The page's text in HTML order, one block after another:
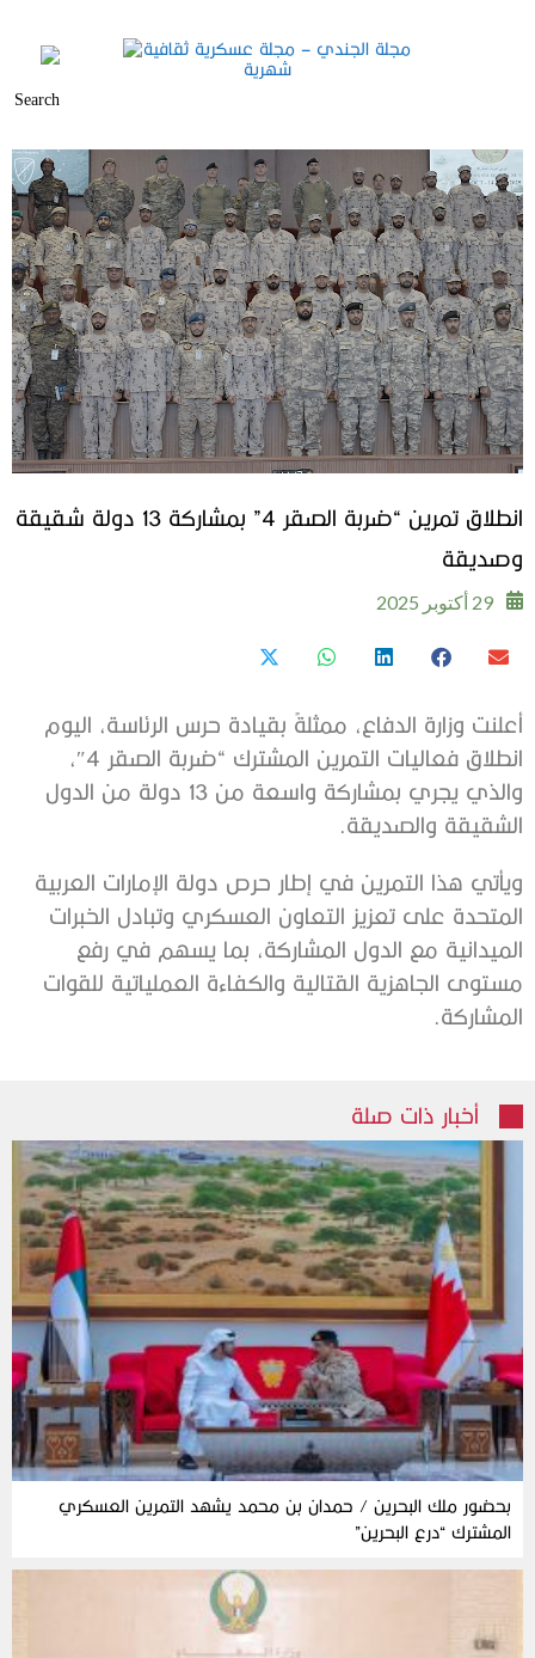
انطلاق تمرين “ضربة الصقر 4” بمشاركة 13 دولة شقيقة
وصديقة
29 أكتوبر 2025
أعلنت وزارة الدفاع، ممثلةً بقيادة حرس الرئاسة، اليوم
انطلاق فعاليات التمرين المشترك “ضربة الصقر 4″،
والذي يجري بمشاركة واسعة من 13 دولة من الدول
الشقيقة والصديقة.
ويأتي هذا التمرين في إطار حرص دولة الإمارات العربية
المتحدة على تعزيز التعاون العسكري وتبادل الخبرات
الميدانية مع الدول المشاركة، بما يسهم في رفع
مستوى الجاهزية القتالية والكفاءة العملياتية للقوات
المشاركة.
أخبار ذات صلة
بحضور ملك البحرين / حمدان بن محمد يشهد التمرين العسكري
المشترك “درع البحرين”